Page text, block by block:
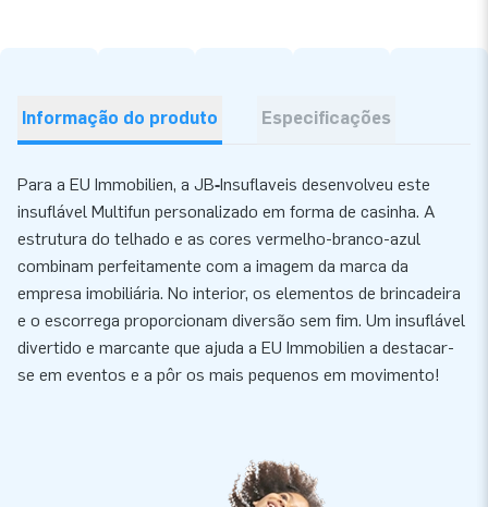
Informação do produto Especificações
Para a EU Immobilien, a JB‑Insuflaveis desenvolveu este
insuflável Multifun personalizado em forma de casinha. A
estrutura do telhado e as cores vermelho-branco-azul
combinam perfeitamente com a imagem da marca da
empresa imobiliária. No interior, os elementos de brincadeira
e o escorrega proporcionam diversão sem fim. Um insuflável
divertido e marcante que ajuda a EU Immobilien a destacar-
se em eventos e a pôr os mais pequenos em movimento!